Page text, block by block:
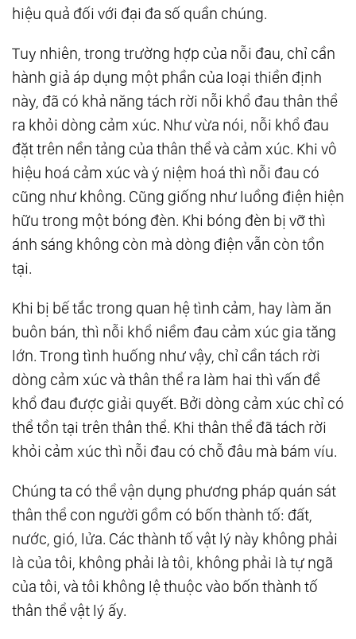
hiệu quả đối với đại đa số quần chúng.
Tuy nhiên, trong trường hợp của nỗi đau, chỉ cần
hành giả áp dụng một phần của loại thiền định
này, đã có khả năng tách rời nỗi khổ đau thân thể
ra khỏi dòng cảm xúc. Như vừa nói, nỗi khổ đau
đặt trên nền tảng của thân thể và cảm xúc. Khi vô
hiệu hoá cảm xúc và ý niệm hoá thì nỗi đau có
cũng như không. Cũng giống như luồng điện hiện
hữu trong một bóng đèn. Khi bóng đèn bị vỡ thì
ánh sáng không còn mà dòng điện vẫn còn tồn
tại.
Khi bị bế tắc trong quan hệ tình cảm, hay làm ăn
buôn bán, thì nỗi khổ niềm đau cảm xúc gia tăng
lớn. Trong tình huống như vậy, chỉ cần tách rời
dòng cảm xúc và thân thể ra làm hai thì vấn đề
khổ đau được giải quyết. Bởi dòng cảm xúc chỉ có
thể tồn tại trên thân thể. Khi thân thể đã tách rời
khỏi cảm xúc thì nỗi đau có chỗ đâu mà bám víu.
Chúng ta có thể vận dụng phương pháp quán sát
thân thể con người gồm có bốn thành tố: đất,
nước, gió, lửa. Các thành tố vật lý này không phải
là của tôi, không phải là tôi, không phải là tự ngã
của tôi, và tôi không lệ thuộc vào bốn thành tố
thân thể vật lý ấy.